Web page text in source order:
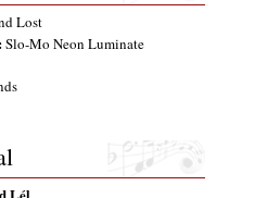
Lost
Slo-Mo Neon Luminate
Lél